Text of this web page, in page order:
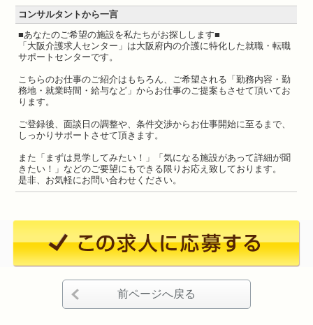
コンサルタントから一言
■あなたのご希望の施設を私たちがお探しします■
「大阪介護求人センター」は大阪府内の介護に特化した就職・転職
サポートセンターです。
こちらのお仕事のご紹介はもちろん、ご希望される「勤務内容・勤
務地・就業時間・給与など」からお仕事のご提案もさせて頂いてお
ります。
ご登録後、面談日の調整や、条件交渉からお仕事開始に至るまで、
しっかりサポートさせて頂きます。
また「まずは見学してみたい！」「気になる施設があって詳細が聞
きたい！」などのご要望にもできる限りお応え致しております。
是非、お気軽にお問い合わせください。
前ページへ戻る